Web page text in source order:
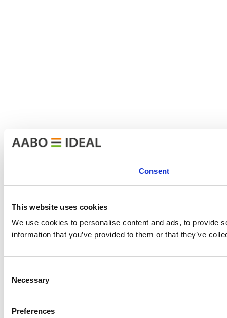
Consent
This website uses cookies
We use cookies to personalise content and ads, to provide
information that you’ve provided to them or that they’ve
Selection
Necessary
Preferences